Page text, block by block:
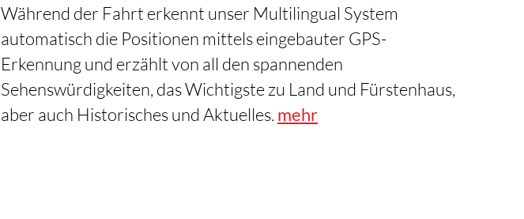
Während der Fahrt erkennt unser Multilingual System
automatisch die Positionen mittels eingebauter GPS-
Erkennung und erzählt von all den spannenden
Sehenswürdigkeiten, das Wichtigste zu Land und Fürstenhaus,
aber auch Historisches und Aktuelles. mehr